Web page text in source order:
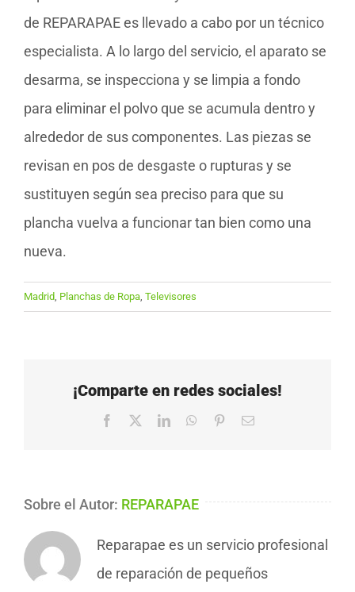
de REPARAPAE es llevado a cabo por un técnico
especialista. A lo largo del servicio, el aparato se
desarma, se inspecciona y se limpia a fondo
para eliminar el polvo que se acumula dentro y
alrededor de sus componentes. Las piezas se
revisan en pos de desgaste o rupturas y se
sustituyen según sea preciso para que su
plancha vuelva a funcionar tan bien como una
nueva.
Madrid Planchas de Ropa Televisores
¡Comparte en redes sociales!
Facebook LinkedInWhatsApp
PinterestCorreo
Sobre el Autor: REPARAPAE
Reparapae es un servicio profesional
de reparación de pequeños